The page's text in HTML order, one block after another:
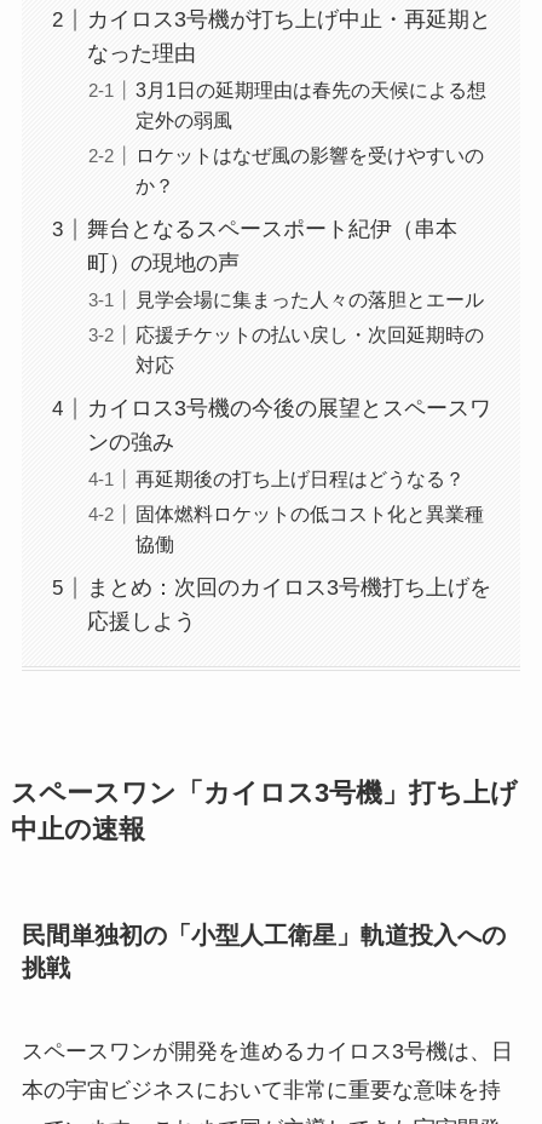
カイロス3号機が打ち上げ中止・再延期と
なった理由
3月1日の延期理由は春先の天候による想
定外の弱風
ロケットはなぜ風の影響を受けやすいの
か？
舞台となるスペースポート紀伊（串本
町）の現地の声
見学会場に集まった人々の落胆とエール
応援チケットの払い戻し・次回延期時の
対応
カイロス3号機の今後の展望とスペースワ
ンの強み
再延期後の打ち上げ日程はどうなる？
固体燃料ロケットの低コスト化と異業種
協働
まとめ：次回のカイロス3号機打ち上げを
応援しよう
スペースワン「カイロス3号機」打ち上げ
中止の速報
民間単独初の「小型人工衛星」軌道投入への
挑戦
スペースワンが開発を進めるカイロス3号機は、日
本の宇宙ビジネスにおいて非常に重要な意味を持